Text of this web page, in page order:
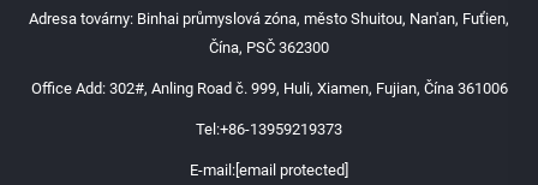
Adresa továrny: Binhai průmyslová zóna, město Shuitou, Nan'an, Fuťien,
Čína, PSČ 362300
Office Add: 302#, Anling Road č. 999, Huli, Xiamen, Fujian, Čína 361006
Tel:+86-13959219373
E-mail: [email protected]